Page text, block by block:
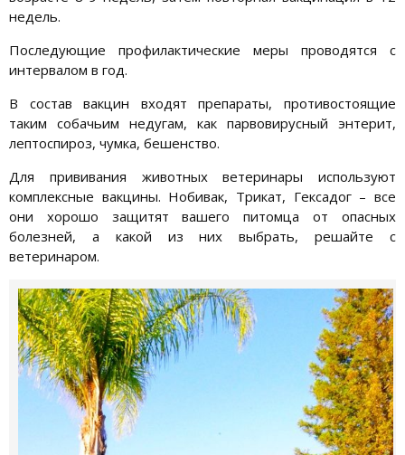
недель.
Последующие профилактические меры проводятся с
интервалом в год.
В состав вакцин входят препараты, противостоящие
таким собачьим недугам, как парвовирусный энтерит,
лептоспироз, чумка, бешенство.
Для прививания животных ветеринары используют
комплексные вакцины. Нобивак, Трикат, Гексадог – все
они хорошо защитят вашего питомца от опасных
болезней, а какой из них выбрать, решайте с
ветеринаром.